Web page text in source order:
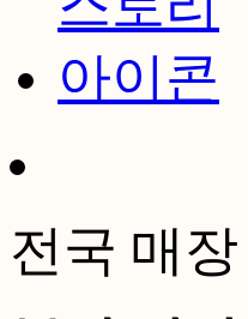
전국 매